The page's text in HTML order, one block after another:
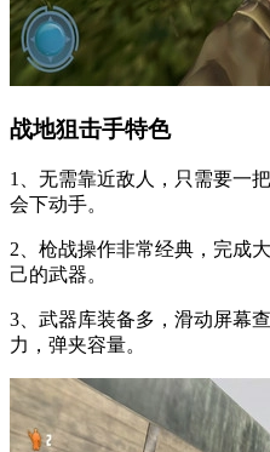
战地狙击手特色
1、无需靠近敌人，只需要一
会下动手。
2、枪战操作非常经典，完成
己的武器。
3、武器库装备多，滑动屏幕
力，弹夹容量。